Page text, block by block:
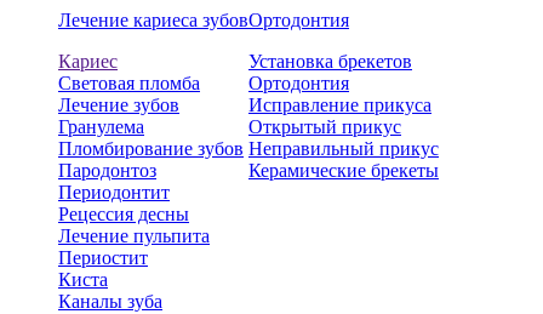
Лечение кариеса зубов
Кариес
Световая пломба
Лечение зубов
Гранулема
Пломбирование зубов
Пародонтоз
Периодонтит
Рецессия десны
Лечение пульпита
Периостит
Киста
Каналы зуба
Ортодонтия
Установка брекетов
Ортодонтия
Исправление прикуса
Открытый прикус
Неправильный прикус
Керамические брекеты